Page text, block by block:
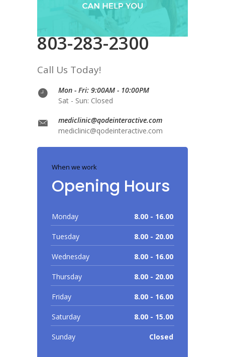
803-283-2300
Call Us Today!
Mon - Fri: 9:00AM - 10:00PM
Sat - Sun: Closed
mediclinic@qodeinteractive.com
mediclinic@qodeinteractive.com
When we work
Opening Hours
Monday 8.00 - 16.00
Tuesday 8.00 - 20.00
Wednesday 8.00 - 16.00
Thursday 8.00 - 20.00
Friday 8.00 - 16.00
Saturday 8.00 - 15.00
Sunday Closed